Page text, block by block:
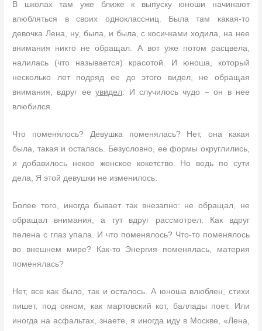
В школах там уже ближе к выпуску юноши начинают
влюбляться в своих одноклассниц. Была там какая-то
девочка Лена, ну, была, и была, с косичками ходила, на нее
внимания никто не обращал. А вот уже потом расцвела,
налилась (что называется) красотой. И юноша, который
несколько лет подряд ее до этого видел, не обращая
внимания, вдруг ееувидел. И случилось чудо – он в нее
влюбился.
Что поменялось? Девушка поменялась? Нет, она какая
была, такая и осталась. Безусловно, ее формы округлились,
и добавилось некое женское кокетство. Но ведь по сути
дела, Я этой девушки не изменилось.
Более того, иногда бывает так внезапно: не обращал, не
обращал внимания, а тут вдруг рассмотрел. Как вдруг
пелена с глаз упала. И что поменялось? Что-то поменялось
во внешнем мире? Как-то Энергия поменялась, материя
поменялась?
Нет, все как было, так и осталось. А юноша влюблен, стихи
пишет, под окном, как мартовский кот, баллады поет. Или
иногда на асфальтах, знаете, я иногда иду в Москве, «Лена,